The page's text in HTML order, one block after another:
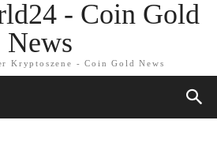
- Coin Gold
News
Kryptoszene - Coin Gold News